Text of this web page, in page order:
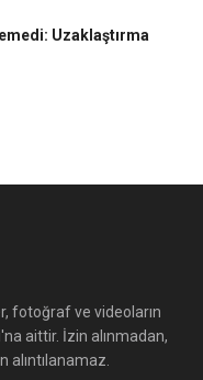
Uzaklaştırma
fotoğraf ve videoların
aittir. İzin alınmadan,
alıntılanamaz.